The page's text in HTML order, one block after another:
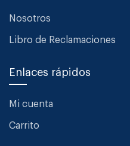
Nosotros
Libro de Reclamaciones
Enlaces rápidos
Mi cuenta
Carrito